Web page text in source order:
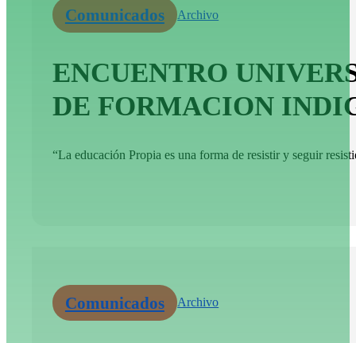
Comunicados Archivo
ENCUENTRO
DE FORMACION
“La educación Propia es una forma de resistir y seguir
Comunicados Archivo